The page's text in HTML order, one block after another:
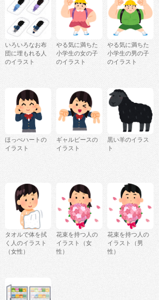
いろいろなお布
団に埋もれる人
のイラスト
やる気に満ちた
小学生の女の子
のイラスト
やる気に満ちた
小学生の男の子
のイラスト
ほっぺハートの
イラスト
ギャルピースの
イラスト
黒い羊のイラス
ト
タオルで体を拭
く人のイラスト
（女性）
花束を持つ人の
イラスト（女
性）
花束を持つ人の
イラスト（男
性）